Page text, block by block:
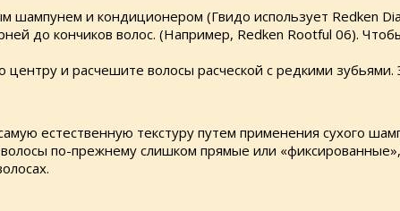
шампунем и кондиционером (Гвидо использует Redken
до кончиков волос. (Например, Redken Rootful 06).
центру и расчешите волосы расческой с редкими
естественную текстуру путем применения сухого
по-прежнему слишком прямые или